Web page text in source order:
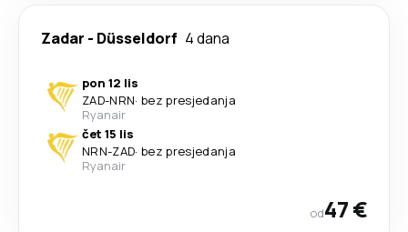
Zadar - Düsseldorf 4 dana
pon 12 lis
ZAD-NRN· bez presjedanja
Ryanair
čet 15 lis
NRN-ZAD· bez presjedanja
Ryanair
od47 €